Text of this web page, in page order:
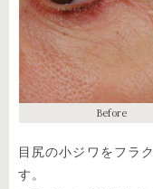
Before
目尻の小ジワをフラ
す。